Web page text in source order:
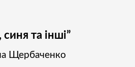
синя та інші”
Щербаченко